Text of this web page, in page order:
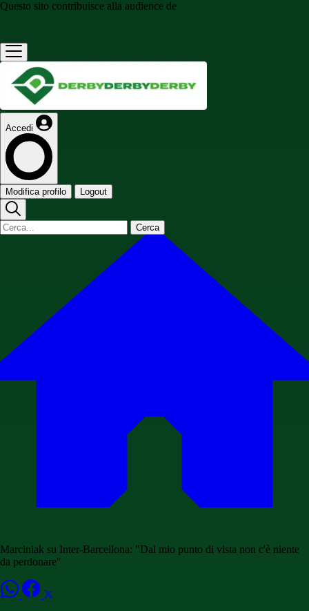
Questo sito contribuisce alla audience de
Accedi
Modifica profilo Logout
Cerca
Marciniak su Inter-Barcellona: "Dal mio punto di vista non c'è niente
da perdonare"